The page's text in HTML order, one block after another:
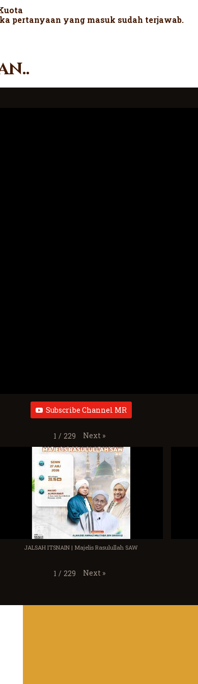
pertanyaan yang masuk sudah terjawab.
Subscribe Channel MR
1 / 229 Next »
JALSAH ITSNAIN | Majelis Rasulullah SAW
1 / 229 Next »